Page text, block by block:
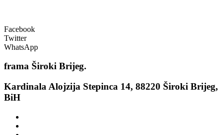
Facebook
Twitter
WhatsApp
frama Široki Brijeg.
Kardinala Alojzija Stepinca 14, 88220 Široki Brijeg,
BiH